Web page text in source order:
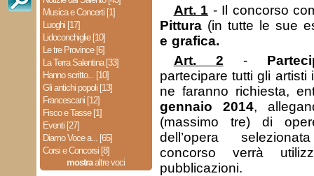
Musica e Concerti [1]
Luoghi [17]
Lidoconchiglie [10]
Le tre Province [6]
La Terra Salentina [33]
Hanno scritto... [10]
Gli antichi popoli [13]
Francescani [12]
Fisco e Tasse [1]
Eventi [27]
Diamo Voce a... [65]
Corsi e Concorsi [8]
mostraaltre voci
Art. 1 - Il concorso
Pittura(in tutte le sue
e grafica.
Art. 2 -
partecipare tutti gli
ne faranno richiesta,
gennaio 2014,
(massimo tre) di
dell’opera
concorso verrà
pubblicazioni.